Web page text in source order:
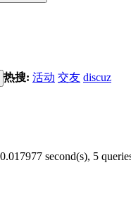
热搜: 活动 交友 discuz
second(s), 5